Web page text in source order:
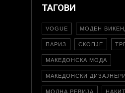
ТАГОВИ
VOGUE МОДЕН
ПАРИЗ СКОПЈЕ
МАКЕДОНСКА МОДА
МАКЕДОНСКИ ДИЗАЈНЕРИ
МОДНА РЕВИЈА НАКИТ